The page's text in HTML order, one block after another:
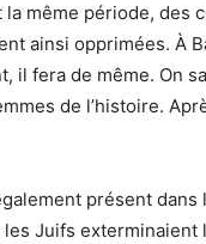
même période, des
ainsi opprimées. À
il fera de même. On
de l’histoire.
présent
Juifs